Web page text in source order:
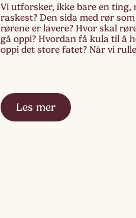
Vi utforsker, ikke bare en ting,
raskest? Den sida med rør
rørene er lavere? Hvor skal
gå oppi? Hvordan få kula til å
oppi det store fatet? Når vi
Les mer